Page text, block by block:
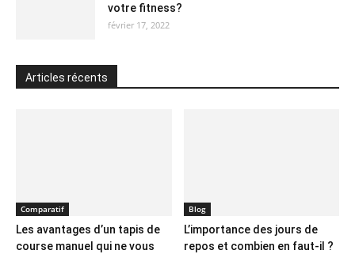
votre fitness?
février 17, 2022
Articles récents
Comparatif
Les avantages d’un tapis de
course manuel qui ne vous
Blog
L’importance des jours de
repos et combien en faut-il ?